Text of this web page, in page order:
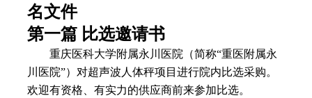
名文件
第一篇 比选邀请书
重庆医科大学附属永川医院（简称“重医附属永
川医院”）对超声波人体秤项目进行院内比选采购。
欢迎有资格、有实力的供应商前来参加比选。